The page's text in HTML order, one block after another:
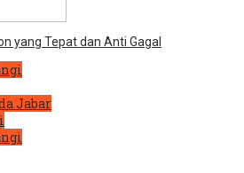
yang Tepat dan Anti Gagal
Jabar